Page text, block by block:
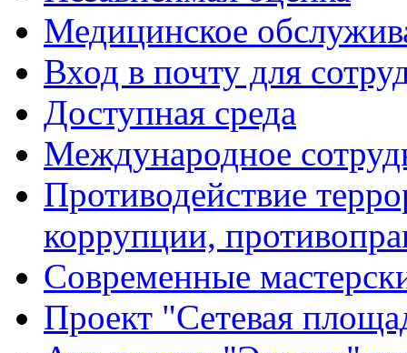
Медицинское
Вход в почту для
Доступная среда
Международное
Противодействие
коррупции,
Современные
Проект "Сетевая